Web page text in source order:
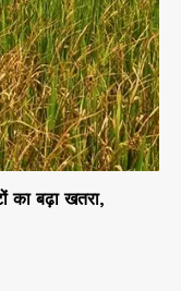
का बढ़ा खतरा,